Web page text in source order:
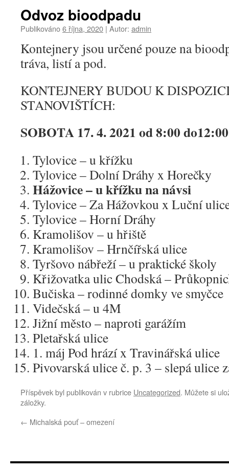
Odvoz bioodpadu
Publikováno6 října, 2020 | Autor: admin
Kontejnery jsou určené pouze na
tráva, listí a pod.
KONTEJNERY BUDOU K
STANOVIŠTÍCH:
SOBOTA 17. 4. 2021 od 8:00
Tylovice – u křížku
Tylovice – Dolní Dráhy x Horečky
Hážovice – u křížku na návsi
Tylovice – Za Hážovkou x Luční
Tylovice – Horní Dráhy
Kramolišov – u hřiště
Kramolišov – Hrnčířská ulice
Tyršovo nábřeží – u praktické školy
Křižovatka ulic Chodská –
Bučiska – rodinné domky ve smyčce
Videčská – u 4M
Jižní město – naproti garážím
Pletařská ulice
1. máj Pod hrází x Travinářská ulice
Pivovarská ulice č. p. 3 – slepá ulice
Příspěvek byl publikován v rubrice Uncategorized. Můžete si
záložky.
← Michalská pouť – omezení